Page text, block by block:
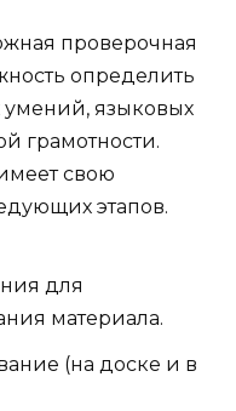
проверочная
определить
языковых
грамотности.
свою
этапов.
для
материала.
(на доске и в